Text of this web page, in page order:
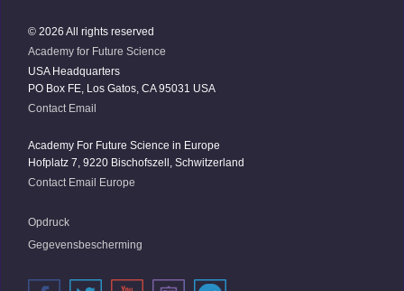
© 2026 All rights reserved
Academy for Future Science
USA Headquarters
PO Box FE, Los Gatos, CA 95031 USA
Contact Email
Academy For Future Science in Europe
Hofplatz 7, 9220 Bischofszell, Schwitzerland
Contact Email Europe
Opdruck
Gegevensbescherming